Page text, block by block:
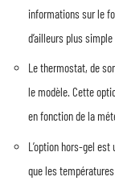
informations sur le
d’ailleurs plus
Le thermostat, de
le modèle. Cette
en fonction de la
L’option hors-gel
que les